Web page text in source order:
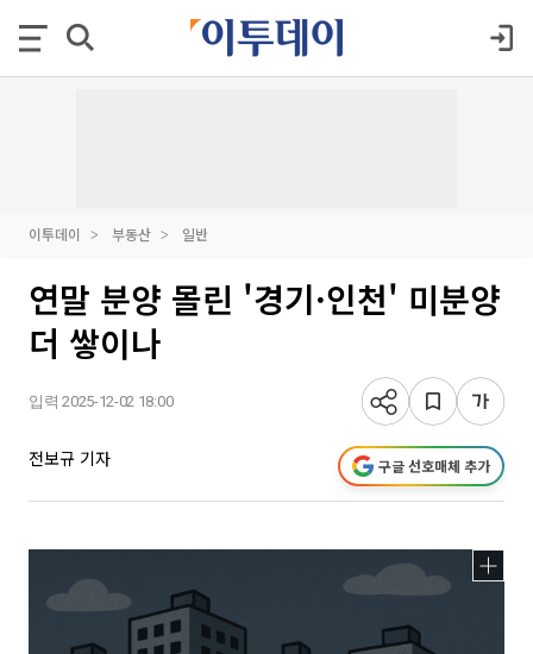
이투데이 부동산 일반
연말 분양 몰린 '경기·인천' 미분양
더 쌓이나
입력 2025-12-02 18:00
전보규 기자 구글 선호매체 추가